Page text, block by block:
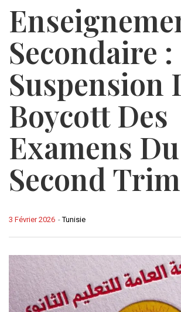
Secondaire :
Suspension
Boycott Des
Examens Du
Second
-Tunisie
3 Février 2026